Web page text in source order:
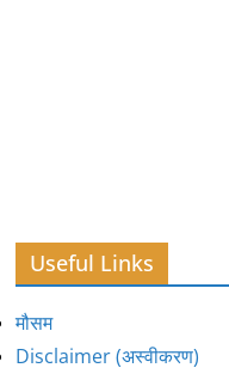
Useful Links
मौसम
Disclaimer (अस्वीकरण)